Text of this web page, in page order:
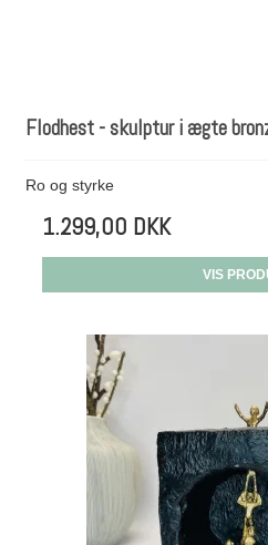
Flodhest - skulptur i ægte
Ro og styrke
1.299,00 DKK
VIS